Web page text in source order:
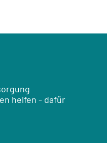
helfen - dafür